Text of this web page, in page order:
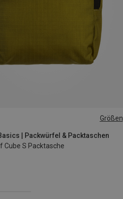
Größen
| Packwürfel & Packtaschen
Cube S Packtasche